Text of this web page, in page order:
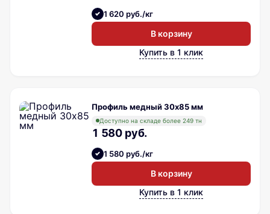
1 620 руб./кг
В корзину
Купить в 1 клик
Профиль медный 30х85 мм
Доступно на складе более 249 тн
1 580 руб.
1 580 руб./кг
В корзину
Купить в 1 клик